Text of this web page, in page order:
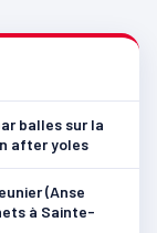
balles sur la
after yoles
(Anse
à Sainte-